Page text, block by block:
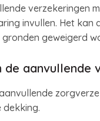
verzekeringen
invullen. Het kan
geweigerd
de aanvullende